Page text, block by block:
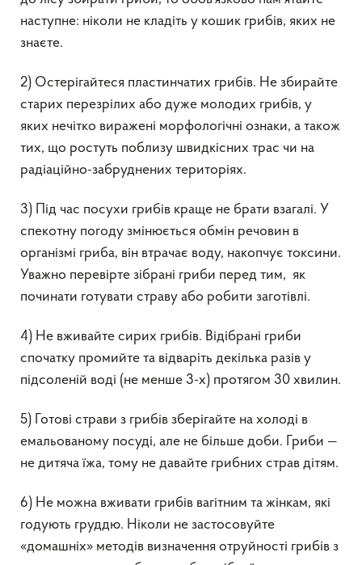
наступне: ніколи не кладіть у кошик грибів, яких не
знаєте.
2) Остерігайтеся пластинчатих грибів. Не збирайте
старих перезрілих або дуже молодих грибів, у
яких нечітко виражені морфологічні ознаки, а також
тих, що ростуть поблизу швидкісних трас чи на
радіаційно-забруднених територіях.
3) Під час посухи грибів краще не брати взагалі. У
спекотну погоду змінюється обмін речовин в
організмі гриба, він втрачає воду, накопчує токсини.
Уважно перевірте зібрані гриби перед тим, як
починати готувати страву або робити заготівлі.
4) Не вживайте сирих грибів. Відібрані гриби
спочатку промийте та відваріть декілька разів у
підсоленій воді (не менше 3-х) протягом 30 хвилин.
5) Готові страви з грибів зберігайте на холоді в
емальованому посуді, але не більше доби. Гриби —
не дитяча їжа, тому не давайте грибних страв дітям.
6) Не можна вживати грибів вагітним та жінкам, які
годують груддю. Ніколи не застосовуйте
«домашніх» методів визначення отруйності грибів з